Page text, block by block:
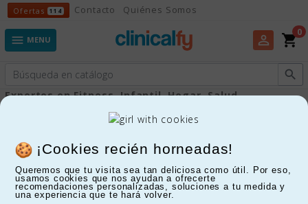
¡Cookies recién horneadas!
Queremos que tu visita sea tan deliciosa como útil. Por eso,
usamos cookies que nos ayudan a ofrecerte
recomendaciones personalizadas, soluciones a tu medida y
una experiencia que te hará volver.
Ofertas 114 Ofertas
Contacto Quiénes Somos
 MENU perm_identity shopping_cart
0
Expertos en Fitness, Infantil, Hogar, Salud...

FILTRAR
Mostrando 1-18 de 18 artículo(s)